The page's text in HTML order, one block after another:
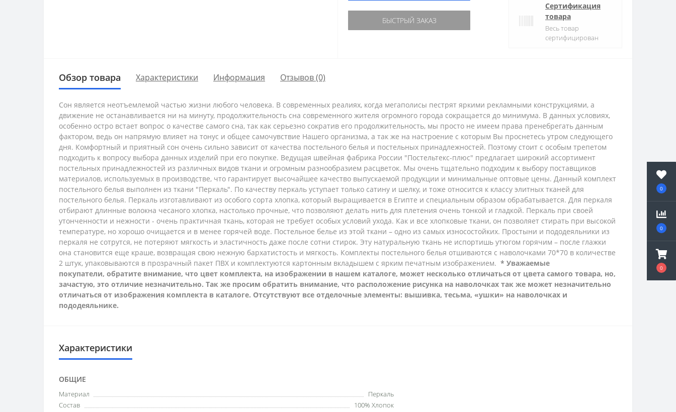
0
0
0
БЫСТРЫЙ ЗАКАЗ
Сертификация
товара
Весь товар
сертифицирован
Обзор товара Характеристики Информация Отзывов (0)
Сон является неотъемлемой частью жизни любого человека. В современных реалиях, когда мегаполисы пестрят яркими рекламными конструкциями, а
движение не останавливается ни на минуту, продолжительность сна современного жителя огромного города сокращается до минимума. В данных условиях,
особенно остро встает вопрос о качестве самого сна, так как серьезно сократив его продолжительность, мы просто не имеем права пренебрегать данным
фактором, ведь он напрямую влияет на тонус и общее самочувствие Нашего организма, а так же на настроение с которым Вы проснетесь утром следующего
дня. Комфортный и приятный сон очень сильно зависит от качества постельного белья и постельных принадлежностей. Поэтому стоит с особым трепетом
подходить к вопросу выбора данных изделий при его покупке. Ведущая швейная фабрика России "Постельтекс-плюс" предлагает широкий ассортимент
постельных принадлежностей из различных видов ткани и огромным разнообразием расцветок. Мы очень тщательно подходим к выбору поставщиков
материалов, используемых в производстве, что гарантирует высочайшее качество выпускаемой продукции и минимальные оптовые цены. Данный комплект
постельного белья выполнен из ткани "Перкаль". По качеству перкаль уступает только сатину и шелку, и тоже относится к классу элитных тканей для
постельного белья. Перкаль изготавливают из особого сорта хлопка, который выращивается в Египте и специальным образом обрабатывается. Для перкаля
отбирают длинные волокна чесаного хлопка, настолько прочные, что позволяют делать нить для плетения очень тонкой и гладкой. Перкаль при своей
утонченности и нежности - очень практичная ткань, которая не требует особых условий ухода. Как и все хлопковые ткани, он позволяет стирать при высокой
температуре, но хорошо очищается и в менее горячей воде. Постельное белье из этой ткани – одно из самых износостойких. Простыни и пододеяльники из
перкаля не сотрутся, не потеряют мягкость и эластичность даже после сотни стирок. Эту натуральную ткань не испортишь утюгом горячим – после глажки
она становится еще краше, возвращая свою нежную бархатистость и мягкость. Комплекты постельного белья отшиваются с наволочками 70*70 в количестве
2 штук, упаковываются в прозрачный пакет ПВХ и комплектуются картонным вкладышем с ярким печатным изображением. * Уважаемые
покупатели, обратите внимание, что цвет комплекта, на изображении в нашем каталоге, может несколько отличаться от цвета самого товара, но,
зачастую, это отличие незначительно. Так же просим обратить внимание, что расположение рисунка на наволочках так же может незначительно
отличаться от изображения комплекта в каталоге. Отсутствуют все отделочные элементы: вышивка, тесьма, «ушки» на наволочках и
пододеяльнике.
Характеристики
ОБЩИЕ
Материал
Перкаль
Состав
100% Хлопок